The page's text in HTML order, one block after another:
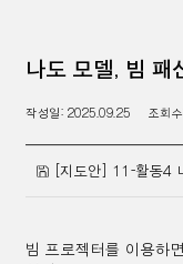
나도 모델, 빔 패
작성일: 2025.09.25 조회
[지도안] 11-활동4
빔 프로젝터를 이용하